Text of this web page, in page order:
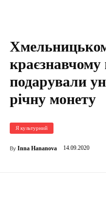
краєзнавчому
подарували
річну монету
Я культурний
By Inna Hananova 14.09.2020